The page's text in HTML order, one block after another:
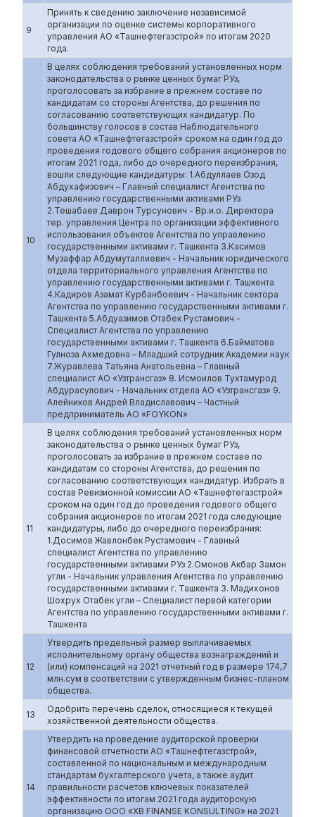
9
Принять к сведению заключение независимой
организации по оценке системы корпоративного
управления АО «Ташнефтегазстрой» по итогам 2020
года.
10
В целях соблюдения требований установленных норм
законодательства о рынке ценных бумаг РУз,
проголосовать за избрание в прежнем составе по
кандидатам со стороны Агентства, до решения по
согласованию соответствующих кандидатур. По
большинству голосов в состав Наблюдательного
совета АО «Ташнефтегазстрой» сроком на один год до
проведения годового общего собрания акционеров по
итогам 2021 года, либо до очередного переизбрания,
вошли следующие кандидатуры: 1.Абдуллаев Озод
Абдухафизович – Главный специалист Агентства по
управлению государственными активами РУз
2.Тешабаев Даврон Турсунович - Вр.и.о. Директора
тер. управления Центра по организации эффективного
использования объектов Агентства по управлению
государственными активами г. Ташкента 3.Касимов
Музаффар Абдумуталлиевич - Начальник юридического
отдела территориального управления Агентства по
управлению государственными активами г. Ташкента
4.Кадиров Азамат Курбанбоевич - Начальник сектора
Агентства по управлению государственными активами г.
Ташкента 5.Абдуазимов Отабек Рустамович -
Специалист Агентства по управлению
государственными активами г. Ташкента 6.Байматова
Гулноза Ахмедовна – Младший сотрудник Академии наук
7.Журавлева Татьяна Анатольевна – Главный
специалист АО «Узтрансгаз» 8. Исмоилов Тухтамурод
Абдурасулович - Начальник отдела АО «Узтрансгаз» 9.
Алейников Андрей Владиславович – Частный
предприниматель АО «FOYKON»
11
В целях соблюдения требований установленных норм
законодательства о рынке ценных бумаг РУз,
проголосовать за избрание в прежнем составе по
кандидатам со стороны Агентства, до решения по
согласованию соответствующих кандидатур. Избрать в
состав Ревизионной комиссии АО «Ташнефтегазстрой»
сроком на один год до проведения годового общего
собрания акционеров по итогам 2021 года следующие
кандидатуры, либо до очередного переизбрания:
1.Досимов Жавлонбек Рустамович - Главный
специалист Агентства по управлению
государственными активами РУз 2.Омонов Акбар Замон
угли - Начальник управления Агентства по управлению
государственными активами г. Ташкента 3. Мадихонов
Шохрух Отабек угли – Специалист первой категории
Агентства по управлению государственными активами г.
Ташкента
12
Утвердить предельный размер выплачиваемых
исполнительному органу общества вознаграждений и
(или) компенсаций на 2021 отчетный год в размере 174,7
млн.сум в соответствии с утвержденным бизнес-планом
общества.
13
Одобрить перечень сделок, относящиеся к текущей
хозяйственной деятельности общества.
14
Утвердить на проведение аудиторской проверки
финансовой отчетности АО «Ташнефтегазстрой»,
составленной по национальным и международным
стандартам бухгалтерского учета, а также аудит
правильности расчетов ключевых показателей
эффективности по итогам 2021 года аудиторскую
организацию ООО «XB FINANSE KONSULTING» на 2021